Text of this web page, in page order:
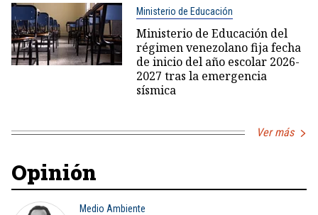
Ministerio de Educación
Ministerio de Educación del
régimen venezolano fija fecha
de inicio del año escolar 2026-
2027 tras la emergencia
sísmica
Ver más
Opinión
Medio Ambiente